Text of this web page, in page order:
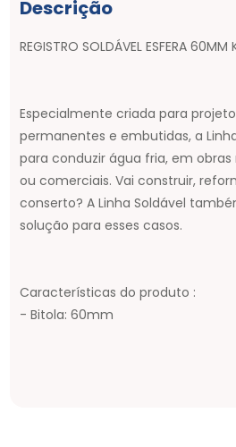
Descrição
REGISTRO SOLDÁVEL ESFERA 60MM
Especialmente criada para
permanentes e embutidas, a
para conduzir água fria, em obras
ou comerciais. Vai construir,
conserto? A Linha Soldável
solução para esses casos.
Características do produto :
- Bitola: 60mm